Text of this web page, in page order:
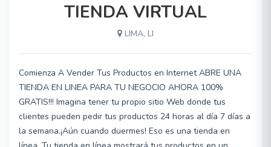
TIENDA VIRTUAL
LIMA, LI
Comienza A Vender Tus Productos en Internet ABRE UNA
TIENDA EN LINEA PARA TU NEGOCIO AHORA 100%
GRATIS!!! Imagina tener tu propio sitio Web donde tus
clientes pueden pedir tus productos 24 horas al día 7 días a
la semana.¡Aún cuando duermes! Eso es una tienda en